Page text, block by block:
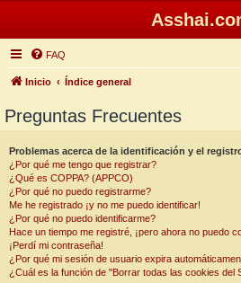
FAQ
Inicio Índice general
Preguntas Frecuentes
Problemas acerca de la identificación y el
¿Por qué me tengo que registrar?
¿Qué es COPPA? (APPCO)
¿Por qué no puedo registrarme?
Me he registrado ¡y no me puedo identificar!
¿Por qué no puedo identificarme?
Hace un tiempo me registré, ¡pero ahora no puedo
¡Perdí mi contraseña!
¿Por qué mi sesión de usuario expira
¿Cuál es la función de "Borrar todas las cookies del